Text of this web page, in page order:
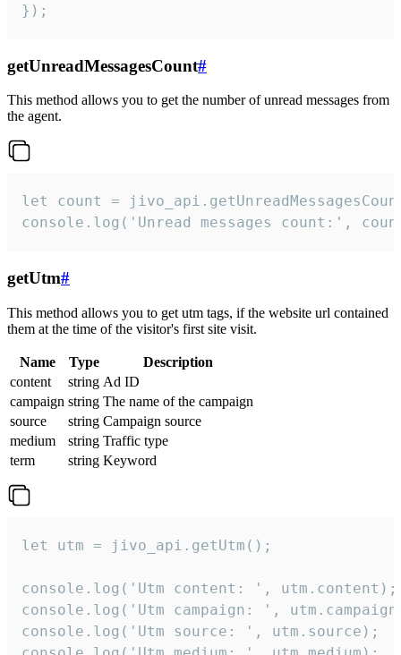
});
getUnreadMessagesCount#
This method allows you to get the number of unread messages from
the agent.
let count =
console.log('Unread messages count:',
getUtm#
This method allows you to get utm tags, if the website url contained
them at the time of the visitor's first site visit.
Name Type
Description
content
string Ad ID
campaign string The name of the campaign
source
string Campaign source
medium
string Traffic type
term
string Keyword
let utm = jivo_api.getUtm();
console.log('Utm content: ', utm.content);
console.log('Utm campaign: ',
console.log('Utm source: ', utm.source);